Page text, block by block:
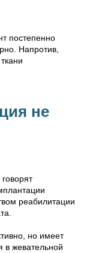
постепенно
Напротив,
не
реабилитации
но имеет
в жевательной